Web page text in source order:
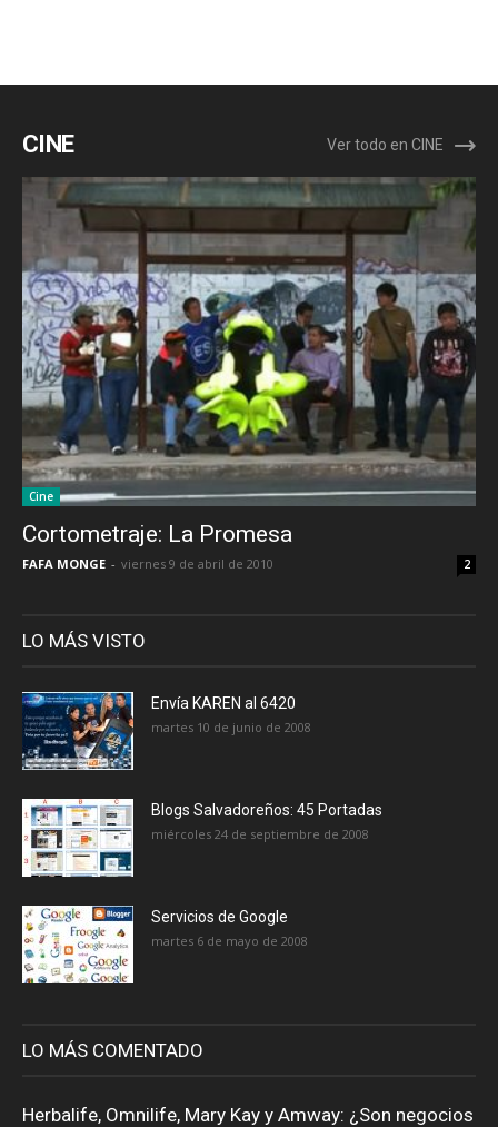
CINE Ver todo en CINE
Cine
Cortometraje: La Promesa
FAFA MONGE - viernes 9 de abril de 2010 2
LO MÁS VISTO
Envía KAREN al 6420
martes 10 de junio de 2008
Blogs Salvadoreños: 45 Portadas
miércoles 24 de septiembre de 2008
Servicios de Google
martes 6 de mayo de 2008
LO MÁS COMENTADO
Herbalife, Omnilife, Mary Kay y Amway: ¿Son negocios